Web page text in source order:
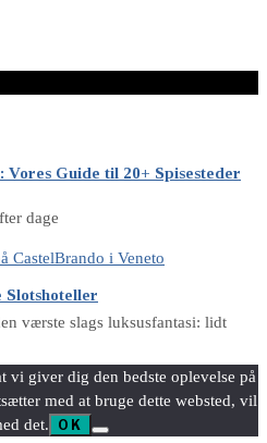
Guide til 20+ Spisesteder
dage
Slotshoteller
værste slags luksusfantasi: lidt
vi giver dig den bedste oplevelse på
med at bruge dette websted, vil
det.
OK